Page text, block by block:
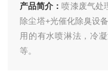
产品简介：喷漆废气处
除尘塔+光催化除臭设
用的有水喷淋法，冷
等。